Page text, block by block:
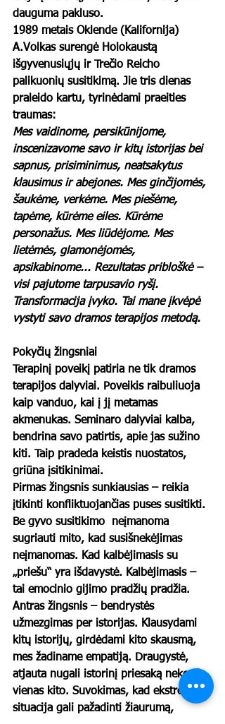
dauguma pakluso.
1989 metais Oklende (Kalifornija)
A.Volkas surengė Holokaustą
išgyvenusiųjų ir Trečio Reicho
palikuonių susitikimą. Jie tris dienas
praleido kartu, tyrinėdami praeities
traumas:
Mes vaidinome, persikūnijome,
inscenizavome savo ir kitų istorijas bei
sapnus, prisiminimus, neatsakytus
klausimus ir abejones. Mes ginčijomės,
šaukėme, verkėme. Mes piešėme,
tapėme, kūrėme eiles. Kūrėme
personažus. Mes liūdėjome. Mes
lietėmės, glamonėjomės,
apsikabinome... Rezultatas pribloškė –
visi pajutome tarpusavio ryšį.
Transformacija įvyko. Tai mane įkvėpė
vystyti savo dramos terapijos metodą.
Pokyčių žingsniai
Terapinį poveikį patiria ne tik dramos
terapijos dalyviai. Poveikis raibuliuoja
kaip vanduo, kai į jį metamas
akmenukas. Seminaro dalyviai kalba,
bendrina savo patirtis, apie jas sužino
kiti. Taip pradeda keistis nuostatos,
griūna įsitikinimai.
Pirmas žingsnis sunkiausias – reikia
įtikinti konfliktuojančias puses susitikti.
Be gyvo susitikimo  neįmanoma
sugriauti mito, kad susišnekėjimas
neįmanomas. Kad kalbėjimasis su
„priešu“ yra išdavystė. Kalbėjimasis –
tai emocinio gijimo pradžių pradžia.
Antras žingsnis – bendrystės
užmezgimas per istorijas. Klausydami
kitų istorijų, girdėdami kito skausmą,
mes žadiname empatiją. Draugystė,
atjauta nugali istorinį priesaką nekęsti
vienas kito. Suvokimas, kad ekstremali
situacija gali pažadinti žiaurumą,